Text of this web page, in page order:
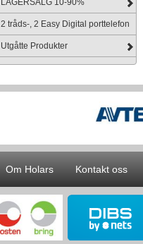
LAGERSALG 10-90%
2 tråds-, 2 Easy Digital porttelefon
Utgåtte Produkter
Om Holars Kontakt oss